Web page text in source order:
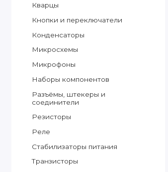
Кварцы
Кнопки и переключатели
Конденсаторы
Микросхемы
Микрофоны
Наборы компонентов
Разъёмы, штекеры и
соединители
Резисторы
Реле
Стабилизаторы питания
Транзисторы